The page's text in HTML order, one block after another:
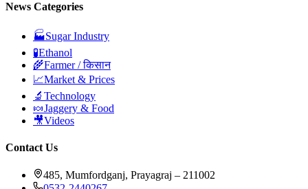
News Categories
🏭Sugar Industry
🧪Ethanol
🌾Farmer / किसान
📈Market & Prices
🔬 Technology
🍬Jaggery & Food
🎥Videos
Contact Us
485, Mumfordganj, Prayagraj – 211002